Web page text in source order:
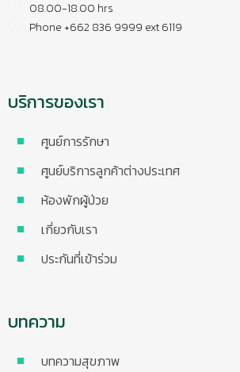
08.00-18.00 hrs
Phone +662 836 9999 ext 6119
บริการของเรา
ศูนย์การรักษา
ศูนย์บริการลูกค้าต่างประเทศ
ห้องพักผู้ป่วย
เกี่ยวกับเรา
ประกันที่เข้าร่วม
บทความ
บทความสุขภาพ